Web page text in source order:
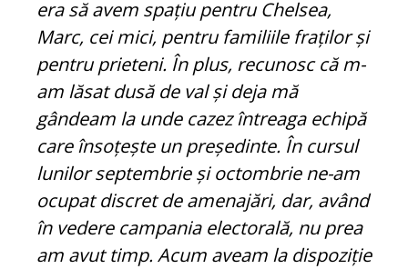
era să avem spațiu pentru Chelsea,
Marc, cei mici, pentru familiile fraților și
pentru prieteni. În plus, recunosc că m-
am lăsat dusă de val și deja mă
gândeam la unde cazez întreaga echipă
care însoțește un președinte. În cursul
lunilor septembrie și octombrie ne-am
ocupat discret de ame­najări, dar, având
în vedere cam­pania electorală, nu prea
am avut timp. Acum aveam la dispoziție